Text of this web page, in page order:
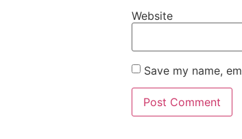
Website
Save my name,